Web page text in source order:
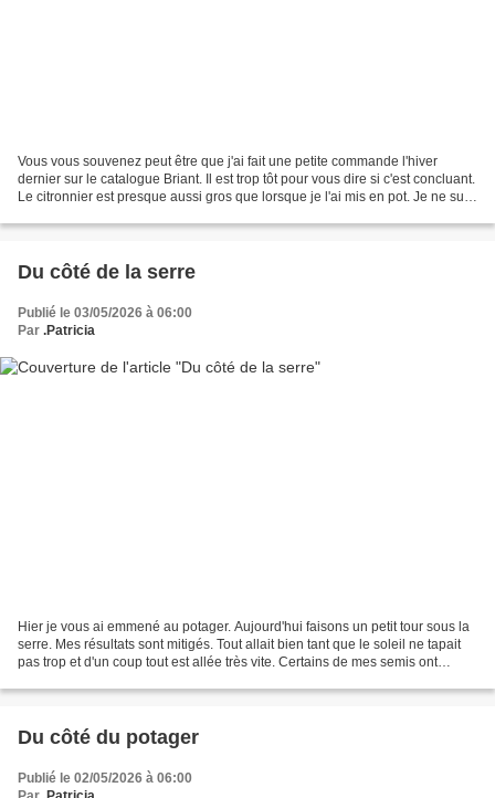
Vous vous souvenez peut être que j'ai fait une petite commande l'hiver
dernier sur le catalogue Briant. Il est trop tôt pour vous dire si c'est concluant.
Le citronnier est presque aussi gros que lorsque je l'ai mis en pot. Je ne suis
Du côté de la serre
Publié le 03/05/2026 à 06:00
Par .Patricia
Hier je vous ai emmené au potager. Aujourd'hui faisons un petit tour sous la
serre. Mes résultats sont mitigés. Tout allait bien tant que le soleil ne tapait
pas trop et d'un coup tout est allée très vite. Certains de mes semis ont
Du côté du potager
Publié le 02/05/2026 à 06:00